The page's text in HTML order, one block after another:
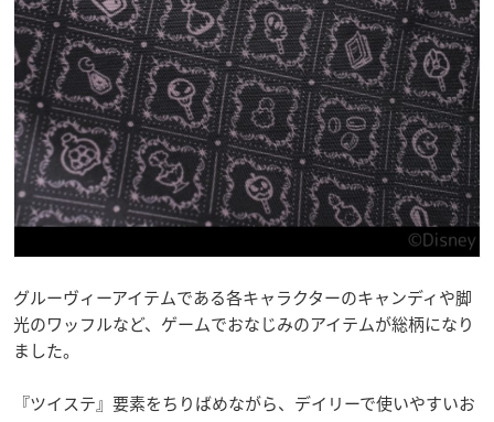
グルーヴィーアイテムである各キャラクターのキャンディや脚
光のワッフルなど、ゲームでおなじみのアイテムが総柄になり
ました。
『ツイステ』要素をちりばめながら、デイリーで使いやすいお